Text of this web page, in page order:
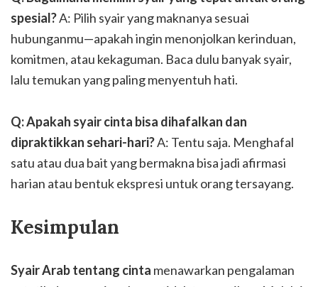
spesial?A: Pilih syair yang maknanya sesuai
hubunganmu—apakah ingin menonjolkan kerinduan,
komitmen, atau kekaguman. Baca dulu banyak syair,
lalu temukan yang paling menyentuh hati.
Q: Apakah syair cinta bisa dihafalkan dan
dipraktikkan sehari-hari?A: Tentu saja. Menghafal
satu atau dua bait yang bermakna bisa jadi afirmasi
harian atau bentuk ekspresi untuk orang tersayang.
Kesimpulan
Syair Arab tentang cinta menawarkan pengalaman